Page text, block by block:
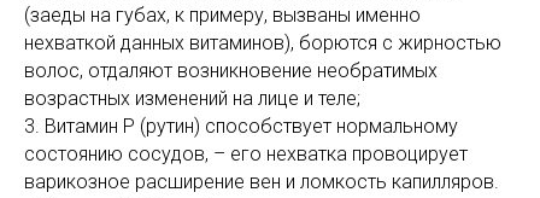
(заеды на губах, к примеру, вызваны именно
нехваткой данных витаминов), борются с жирностью
волос, отдаляют возникновение необратимых
возрастных изменений на лице и теле;
3. Витамин Р (рутин) способствует нормальному
состоянию сосудов, – его нехватка провоцирует
варикозное расширение вен и ломкость капилляров.